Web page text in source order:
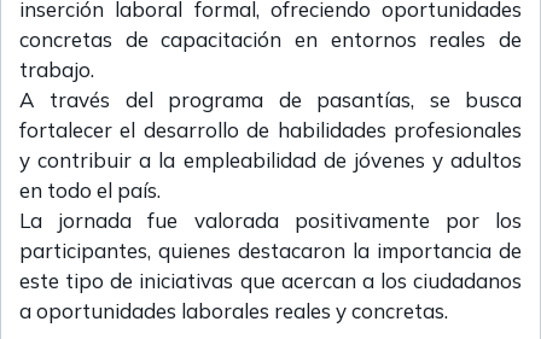
inserción laboral formal, ofreciendo oportunidades
concretas de capacitación en entornos reales de
trabajo.
A través del programa de pasantías, se busca
fortalecer el desarrollo de habilidades profesionales
y contribuir a la empleabilidad de jóvenes y adultos
en todo el país.
La jornada fue valorada positivamente por los
participantes, quienes destacaron la importancia de
este tipo de iniciativas que acercan a los ciudadanos
a oportunidades laborales reales y concretas.